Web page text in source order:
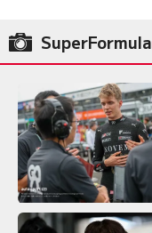
SuperFormula